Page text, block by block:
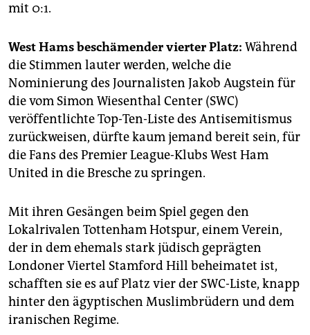
mit 0:1.
West Hams beschämender vierter Platz: Während
die Stimmen lauter werden, welche die
Nominierung des Journalisten Jakob Augstein für
die vom Simon Wiesenthal Center (SWC)
veröffentlichte Top-Ten-Liste des Antisemitismus
zurückweisen, dürfte kaum jemand bereit sein, für
die Fans des Premier League-Klubs West Ham
United in die Bresche zu springen.
Mit ihren Gesängen beim Spiel gegen den
Lokalrivalen Tottenham Hotspur, einem Verein,
der in dem ehemals stark jüdisch geprägten
Londoner Viertel Stamford Hill beheimatet ist,
schafften sie es auf Platz vier der SWC-Liste, knapp
hinter den ägyptischen Muslimbrüdern und dem
iranischen Regime.